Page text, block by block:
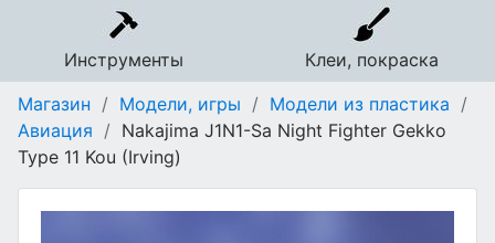
Инструменты
Клеи, покраска
Магазин / Модели, игры / Модели из пластика /
Авиация / Nakajima J1N1-Sa Night Fighter Gekko
Type 11 Kou (Irving)